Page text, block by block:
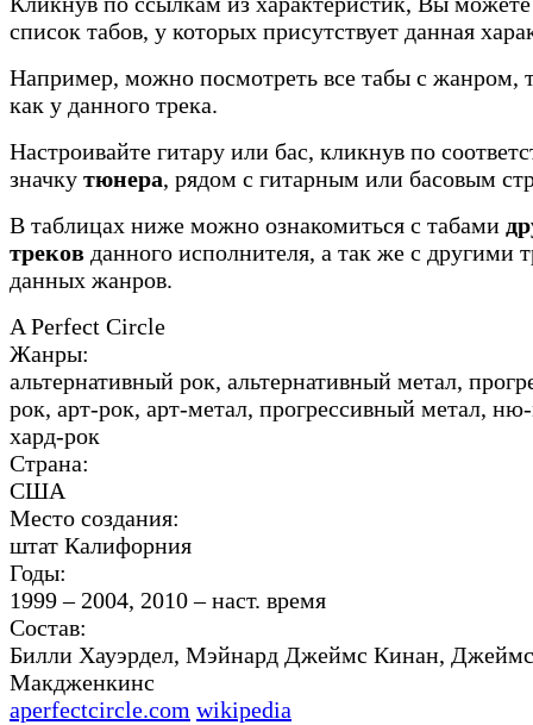
список табов, у которых присутствует данная
Например, можно посмотреть все табы с жанром,
как у данного трека.
Настроивайте гитару или бас, кликнув по
значку тюнера, рядом с гитарным или басовым
В таблицах ниже можно ознакомиться с табами
треков данного исполнителя, а так же с другими
данных жанров.
A Perfect Circle
Жанры:
альтернативный рок, альтернативный метал,
рок, арт-рок, арт-метал, прогрессивный метал,
хард-рок
Страна:
США
Место создания:
штат Калифорния
Годы:
1999 – 2004, 2010 – наст. время
Состав:
Билли Хауэрдел, Мэйнард Джеймс Кинан,
Макдженкинс
aperfectcircle.com wikipedia